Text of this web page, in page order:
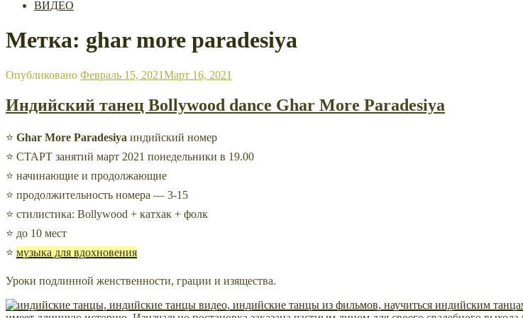
ВИДЕО
Метка: ghar more paradesiya
Опубликовано Февраль 15, 2021Март 16, 2021
Индийский танец Bollywood dance Ghar More Paradesiya
⭐ Ghar More Paradesiya индийский номер
⭐ СТАРТ занятий март 2021 понедельники в 19.00
⭐ начинающие и продолжающие
⭐ продолжительность номера — 3-15
⭐ стилистика: Bollywood + катхак + фолк
⭐ до 10 мест
⭐ музыка для вдохновения
Уроки подлинной женственности, грации и изящества.